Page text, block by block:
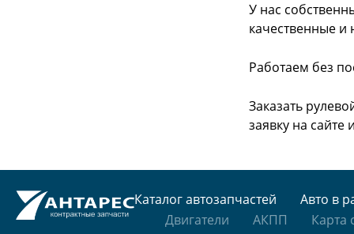
У нас
качественные и
Работаем без
Заказать
заявку на сайте
Каталог автозапчастей
Авто в
Двигатели
АКПП Карта